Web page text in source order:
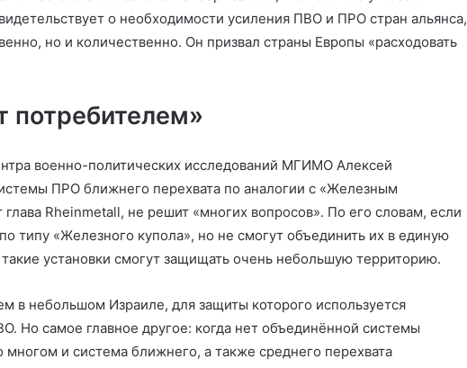
о необходимости усиления ПВО и ПРО стран альянса,
но и количественно. Он призвал страны Европы «расходовать
потребителем»
военно-политических исследований МГИМО Алексей
ПРО ближнего перехвата по аналогии с «Железным
глава Rheinmetall, не решит «многих вопросов». По его словам, если
типу «Железного купола», но не смогут объединить их в единую
установки смогут защищать очень небольшую территорию.
в небольшом Израиле, для защиты которого используется
Но самое главное другое: когда нет объединённой системы
многом и система ближнего, а также среднего перехвата